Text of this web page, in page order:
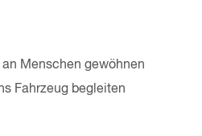
Menschen gewöhnen
Fahrzeug begleiten